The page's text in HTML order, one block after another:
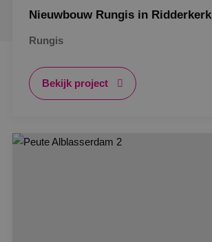
Nieuwbouw Rungis in Ridderkerk
Rungis
Bekijk project